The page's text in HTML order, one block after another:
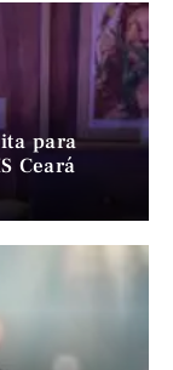
para
Ceará